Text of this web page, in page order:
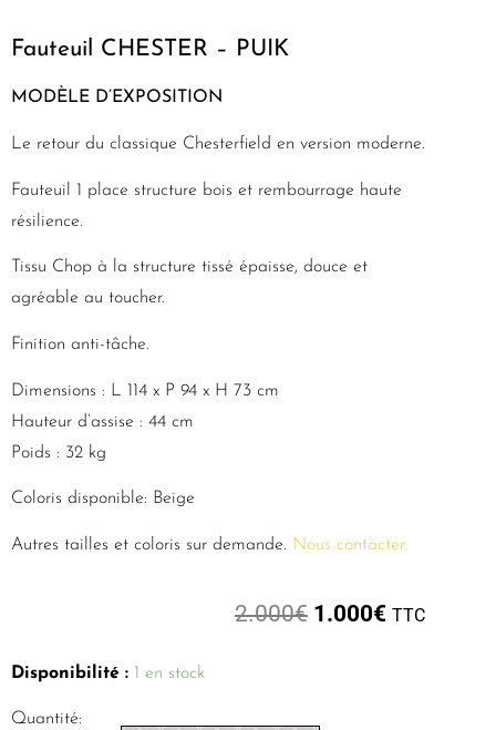
Fauteuil CHESTER – PUIK
MODÈLE D’EXPOSITION
Le retour du classique Chesterfield en version moderne.
Fauteuil 1 place structure bois et rembourrage haute
résilience.
Tissu Chop à la structure tissé épaisse, douce et
agréable au toucher.
Finition anti-tâche.
Dimensions : L 114 x P 94 x H 73 cm
Hauteur d’assise : 44 cm
Poids : 32 kg
Coloris disponible: Beige
Autres tailles et coloris sur demande. Nous contacter.
2.000€ 1.000€ TTC
Disponibilité : 1 en stock
Quantité: